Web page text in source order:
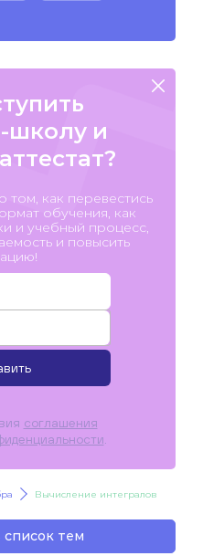
школу и
как перевестись
обучения, как
и учебный процесс,
и повысить
соглашения
Вычисление интегралов
список тем